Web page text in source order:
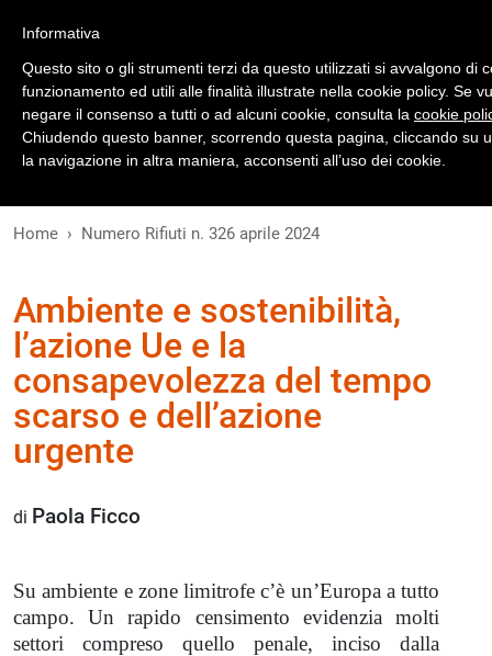
Home Numero Rifiuti n. 326 aprile 2024
Ambiente e sostenibilità,
l’azione Ue e la
consapevolezza del tempo
scarso e dell’azione
urgente
di Paola Ficco
Su ambiente e zone limitrofe c’è un’Europa a tutto
campo. Un rapido censimento evidenzia molti
settori compreso quello penale, inciso dalla
Informativa
Questo sito o gli strumenti terzi da questo utilizzati si avvalgono di
funzionamento ed utili alle finalità illustrate nella cookie policy. Se
negare il consenso a tutti o ad alcuni cookie, consulta la cookie
Chiudendo questo banner, scorrendo questa pagina, cliccando su
la navigazione in altra maniera, acconsenti all’uso dei cookie.